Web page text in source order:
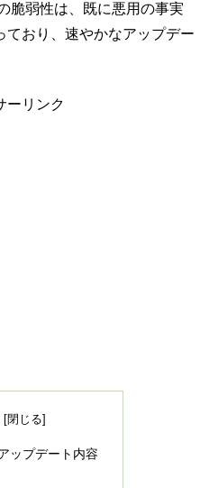
脆弱性は、既に悪用の事実
ており、速やかなアップデー
ーリンク
ップデート内容